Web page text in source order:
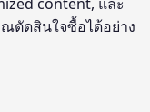
ตัดสินใจซื้อได้อย่าง